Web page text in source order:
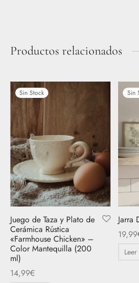
Productos relacionados
Sin Stock
Juego de Taza y Plato de
Cerámica Rústica
«Farmhouse Chicken» –
Color Mantequilla (200
ml)
14,99€
Sin
Jarra
19,99